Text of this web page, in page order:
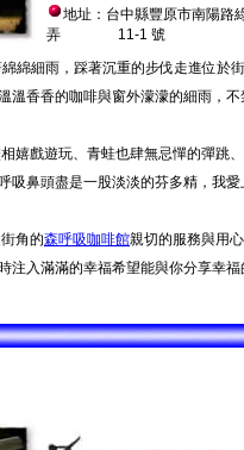
地址：台中縣豐原市南陽路
弄 11-1 號
綿細雨，踩著沉重的步伐走進位於
溫香香的咖啡與窗外濛濛的細雨，
嬉戲遊玩、青蛙也肆無忌憚的彈跳
吸鼻頭盡是一股淡淡的芬多精，我愛
角的森呼吸咖啡館親切的服務與用
注入滿滿的幸福希望能與你分享幸福